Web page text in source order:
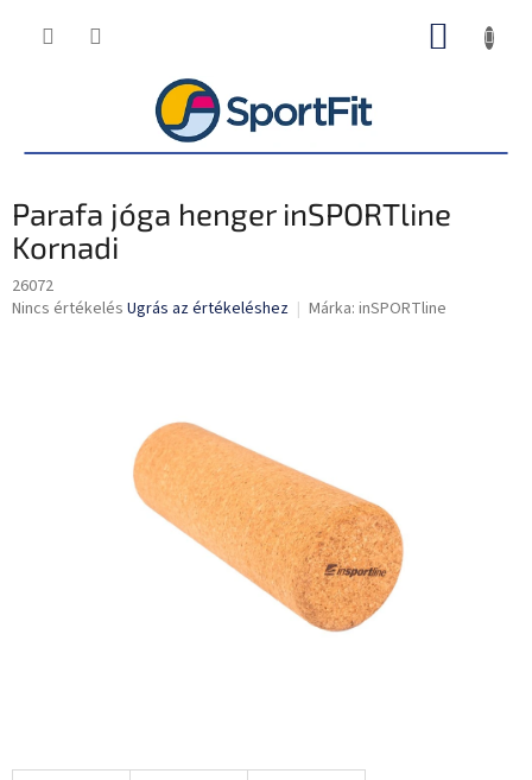
KOSÁR
Parafa jóga henger inSPORTline
Kornadi
26072
A
Nincs értékelés Ugrás az értékeléshez Márka: inSPORTline